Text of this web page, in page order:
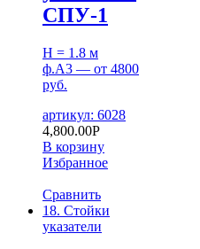
СПУ-1
H = 1.8 м
ф.А3 — от 4800
руб.
артикул: 6028
4,800.00Р
В корзину
Избранное
Сравнить
18. Стойки
указатели